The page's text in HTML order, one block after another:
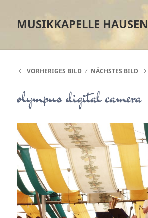
MUSIKKAPELLE HAUSEN
VORHERIGES BILD
NÄCHSTES BILD
olympus digital camera